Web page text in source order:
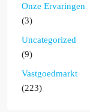
Onze Ervaringen
(3)
Uncategorized
(9)
Vastgoedmarkt
(223)